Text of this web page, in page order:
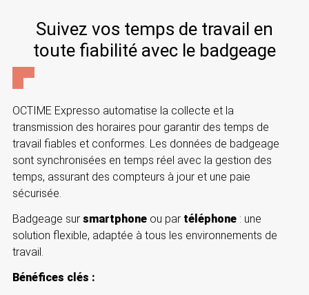
Suivez vos temps de travail en
toute fiabilité avec le badgeage
OCTIME Expresso automatise la collecte et la
transmission des horaires pour garantir des temps de
travail fiables et conformes. Les données de badgeage
sont synchronisées en temps réel avec la gestion des
temps, assurant des compteurs à jour et une paie
sécurisée.
Badgeage sur smartphone ou par téléphone : une
solution flexible, adaptée à tous les environnements de
travail.
Bénéfices clés :